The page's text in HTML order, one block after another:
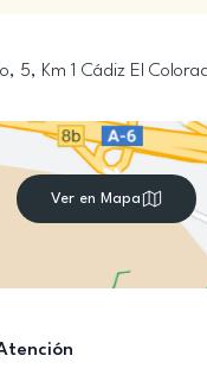
5, Km 1 Cádiz El
Ver en Mapa